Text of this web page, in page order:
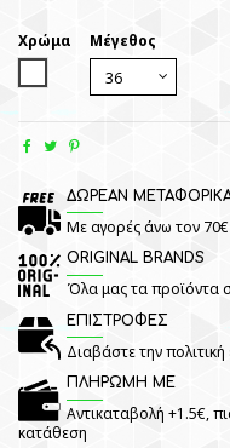
Χρώμα
Μέγεθος
ΔΩΡΕΑΝ
Με αγορές άνω τον
ORIGINAL BRANDS
Όλα μας τα προϊόντα
ΕΠΙΣΤΡΟΦΕΣ
Διαβάστε την
ΠΛΗΡΩΜΗ ΜΕ
Αντικαταβολή +1.5€,
κατάθεση